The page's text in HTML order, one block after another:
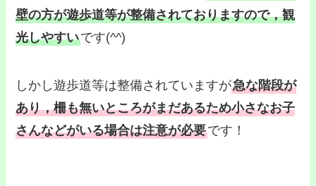
壁の方が遊歩道等が整備されておりますので，観
光しやすいです(^^)
しかし遊歩道等は整備されていますが急な階段が
あり，柵も無いところがまだあるため小さなお子
さんなどがいる場合は注意が必要です！